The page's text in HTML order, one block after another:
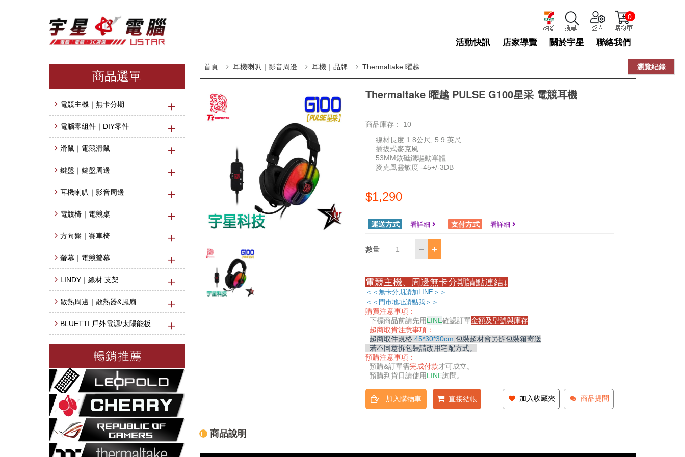
活動快訊 店家導覽 關於宇星 聯絡我們
0
商品選單
電競主機｜無卡分期
電腦零組件｜DIY零件
滑鼠｜電競滑鼠
鍵盤｜鍵盤周邊
耳機喇叭｜影音周邊
電競椅｜電競桌
方向盤｜賽車椅
螢幕｜電競螢幕
LINDY｜線材 支架
散熱周邊｜散熱器&風扇
BLUETTI 戶外電源/太陽能板
首頁 耳機喇叭｜影音周邊 耳機｜品牌 Thermaltake 曜越
Thermaltake 曜越 PULSE G100星采 電競耳機
商品庫存：
10
線材長度 1.8公尺, 5.9 英尺
插拔式麥克風
53MM釹磁鐵驅動單體
麥克風靈敏度 -45+/-3DB
$1,290
運送方式 看詳細 支付方式 看詳細
數量
電競主機、周邊無卡分期請點連結↓
＜＜無卡分期請加LINE＞＞
＜＜門市地址請點我＞＞
購買注意事項：
下標商品前請先用LINE確認訂單金額及型號與庫存
超商取貨注意事項：
超商取件規格:45*30*30cm ,包裝超材會另拆包裝箱寄送
若不同意拆包裝請改用宅配方式。
預購注意事項：
預購&訂單需完成付款才可成立。
預購到貨日請使用LINE詢問。
加入購物車 直接結帳 商品提問
加入收藏夾
商品說明
瀏覽紀錄